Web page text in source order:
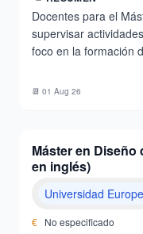
Docentes para el
supervisar
foco en la formación
📆 01 Aug 26
Máster en Diseño
en inglés)
Universidad
€ No especificado